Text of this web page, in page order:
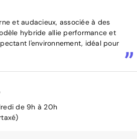
et audacieux, associée à des
hybride allie performance et
l'environnement, idéal pour
de 9h à 20h